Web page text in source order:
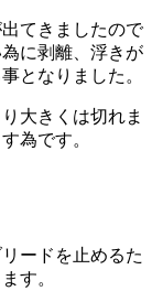
てきましたので
に剥離、浮きが
となりました。
大きくは切れま
為です。
ードを止めるた
す。